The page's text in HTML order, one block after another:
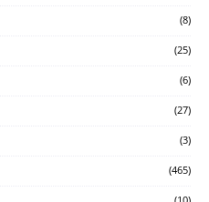
(8)
(25)
(6)
(27)
(3)
(465)